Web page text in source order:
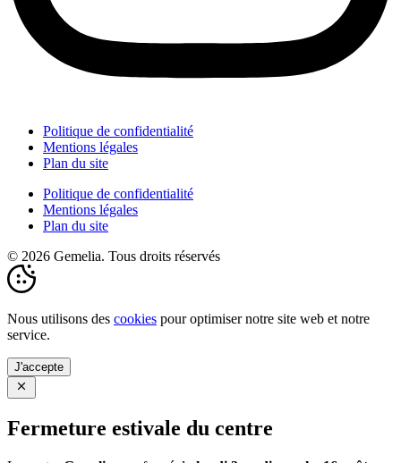
Politique de confidentialité
Mentions légales
Plan du site
Politique de confidentialité
Mentions légales
Plan du site
© 2026 Gemelia. Tous droits réservés
Nous utilisons des cookies pour optimiser notre site web et notre
service.
J'accepte
Fermeture estivale du centre